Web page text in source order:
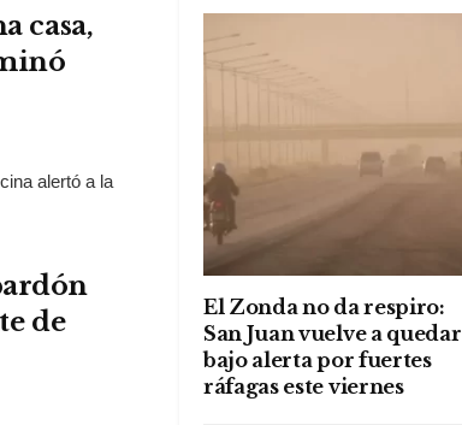
casa,
alertó a la
de
El Zonda no da respiro:
San Juan vuelve a quedar
bajo alerta por fuertes
ráfagas este viernes